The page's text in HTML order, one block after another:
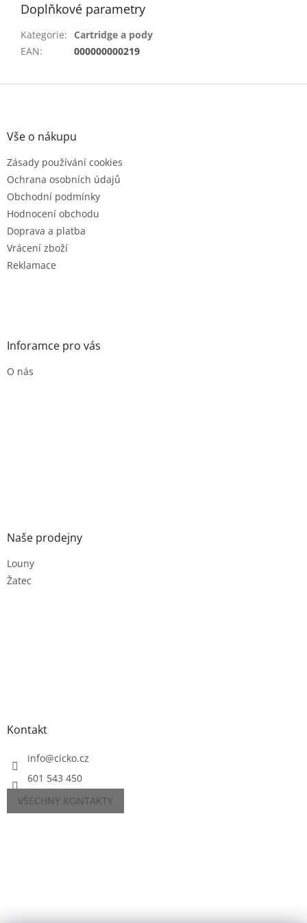
Doplňkové parametry
Kategorie:
Cartridge a pody
EAN: 000000000219
Z
Vše o nákupu
Zásady používání cookies
Ochrana osobních údajů
Obchodní podmínky
Hodnocení obchodu
Doprava a platba
Vrácení zboží
Reklamace
Inforamce pro vás
O nás
Naše prodejny
Louny
Žatec
Kontakt
info@cicko.cz
601 543 450
VŠECHNY KONTAKTY